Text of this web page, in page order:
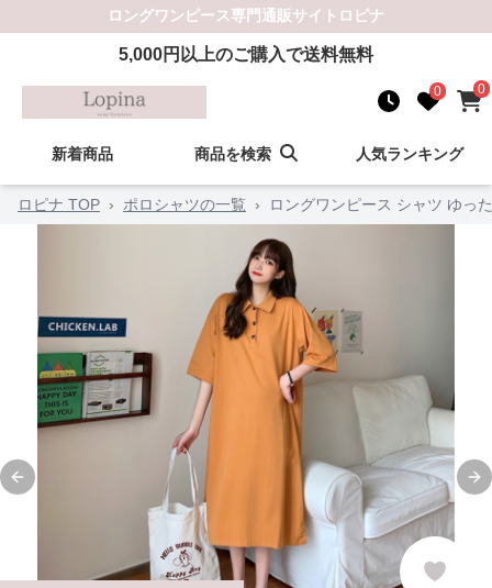
ロングワンピース専門通販サイト ロピナ
5,000円以上のご購入で送料無料
0 0
新着商品 商品を検索 人気ランキング
ロピナ TOP › ポロシャツの一覧 › ロングワンピース シャツ ゆっ
Previous slide